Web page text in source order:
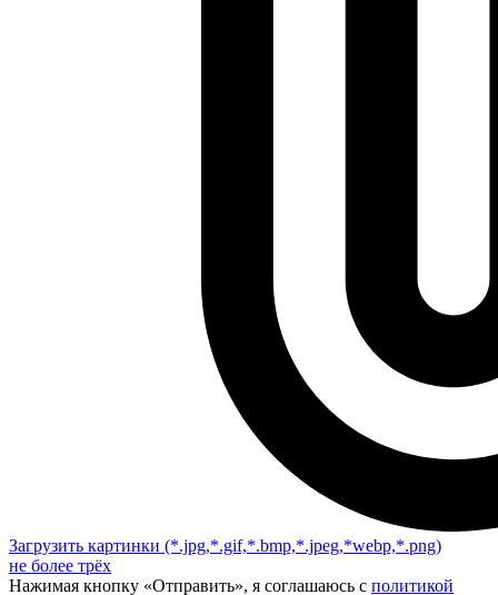
Загрузить картинки (*.jpg,*.gif,*.bmp,*.jpeg,*webp,*.png)
не более трёх
Нажимая кнопку «Отправить», я соглашаюсь с политикой